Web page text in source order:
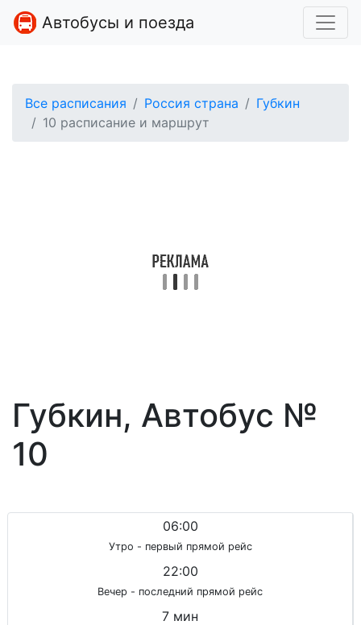
Автобусы и поезда
Все расписания Россия страна
Губкин
10 расписание и маршрут
Губкин, Автобус №
10
06:00
Утро - первый прямой рейс
22:00
Вечер - последний прямой рейс
7 мин